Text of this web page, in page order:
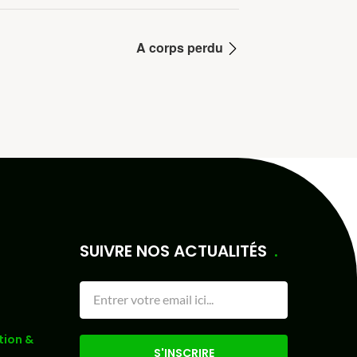
A corps perdu
&
SUIVRE NOS ACTUALITÉS
S'INSCRIRE